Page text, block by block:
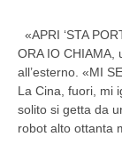
«APRI ‘STA
ORA IO CHIAMA,
all’esterno. «MI
La Cina, fuori, mi
solito si getta da
robot alto ottanta